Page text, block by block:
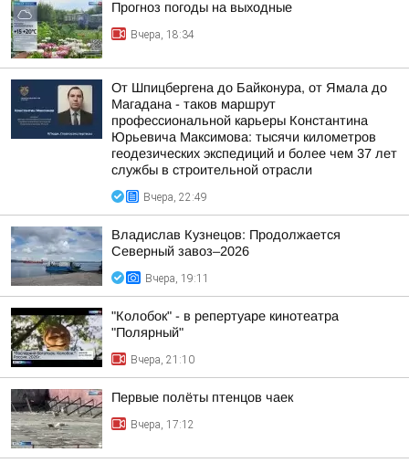
Прогноз погоды на выходные
Вчера, 18:34
От Шпицбергена до Байконура, от Ямала до
Магадана - таков маршрут
профессиональной карьеры Константина
Юрьевича Максимова: тысячи километров
геодезических экспедиций и более чем 37 лет
службы в строительной отрасли
Вчера, 22:49
Владислав Кузнецов: Продолжается
Северный завоз–2026
Вчера, 19:11
"Колобок" - в репертуаре кинотеатра
"Полярный"
Вчера, 21:10
Первые полёты птенцов чаек
Вчера, 17:12